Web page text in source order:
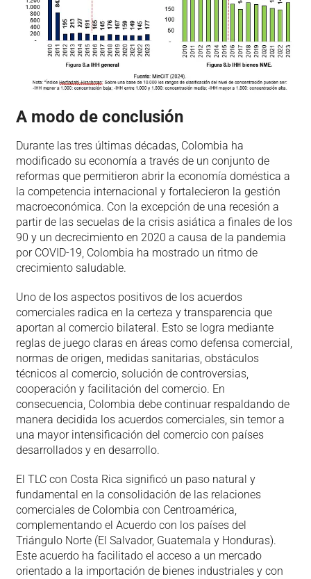
A modo de conclusión
Durante las tres últimas décadas, Colombia ha
modificado su economía a través de un conjunto de
reformas que permitieron abrir la economía doméstica a
la competencia internacional y fortalecieron la gestión
macroeconómica. Con la excepción de una recesión a
partir de las secuelas de la crisis asiática a finales de los
90 y un decrecimiento en 2020 a causa de la pandemia
por COVID-19, Colombia ha mostrado un ritmo de
crecimiento saludable.
Uno de los aspectos positivos de los acuerdos
comerciales radica en la certeza y transparencia que
aportan al comercio bilateral. Esto se logra mediante
reglas de juego claras en áreas como defensa comercial,
normas de origen, medidas sanitarias, obstáculos
técnicos al comercio, solución de controversias,
cooperación y facilitación del comercio. En
consecuencia, Colombia debe continuar respaldando de
manera decidida los acuerdos comerciales, sin temor a
una mayor intensificación del comercio con países
desarrollados y en desarrollo.
El TLC con Costa Rica significó un paso natural y
fundamental en la consolidación de las relaciones
comerciales de Colombia con Centroamérica,
complementando el Acuerdo con los países del
Triángulo Norte (El Salvador, Guatemala y Honduras).
Este acuerdo ha facilitado el acceso a un mercado
orientado a la importación de bienes industriales y con